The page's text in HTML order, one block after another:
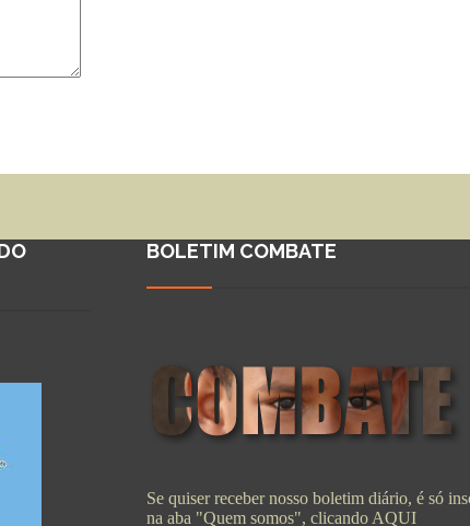
BOLETIM COMBATE
Se quiser receber nosso boletim diário, é só
na aba "Quem somos", clicando AQUI